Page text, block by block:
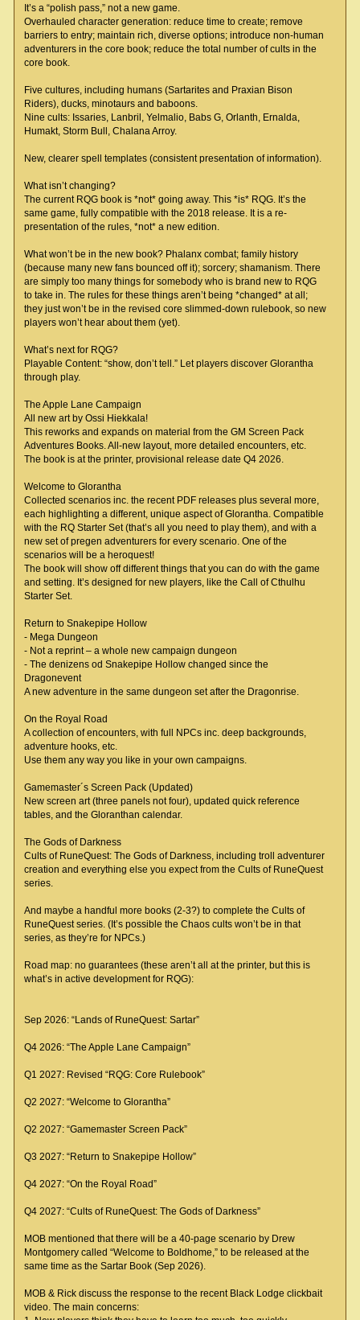
It’s a “polish pass,” not a new game.
Overhauled character generation: reduce time to create; remove
barriers to entry; maintain rich, diverse options; introduce non-human
adventurers in the core book; reduce the total number of cults in the
core book.
Five cultures, including humans (Sartarites and Praxian Bison
Riders), ducks, minotaurs and baboons.
Nine cults: Issaries, Lanbril, Yelmalio, Babs G, Orlanth, Ernalda,
Humakt, Storm Bull, Chalana Arroy.
New, clearer spell templates (consistent presentation of information).
What isn’t changing?
The current RQG book is *not* going away. This *is* RQG. It’s the
same game, fully compatible with the 2018 release. It is a re-
presentation of the rules, *not* a new edition.
What won’t be in the new book? Phalanx combat; family history
(because many new fans bounced off it); sorcery; shamanism. There
are simply too many things for somebody who is brand new to RQG
to take in. The rules for these things aren’t being *changed* at all;
they just won’t be in the revised core slimmed-down rulebook, so new
players won’t hear about them (yet).
What’s next for RQG?
Playable Content: “show, don’t tell.” Let players discover Glorantha
through play.
The Apple Lane Campaign
All new art by Ossi Hiekkala!
This reworks and expands on material from the GM Screen Pack
Adventures Books. All-new layout, more detailed encounters, etc.
The book is at the printer, provisional release date Q4 2026.
Welcome to Glorantha
Collected scenarios inc. the recent PDF releases plus several more,
each highlighting a different, unique aspect of Glorantha. Compatible
with the RQ Starter Set (that’s all you need to play them), and with a
new set of pregen adventurers for every scenario. One of the
scenarios will be a heroquest!
The book will show off different things that you can do with the game
and setting. It’s designed for new players, like the Call of Cthulhu
Starter Set.
Return to Snakepipe Hollow
- Mega Dungeon
- Not a reprint – a whole new campaign dungeon
- The denizens od Snakepipe Hollow changed since the
Dragonevent
A new adventure in the same dungeon set after the Dragonrise.
On the Royal Road
A collection of encounters, with full NPCs inc. deep backgrounds,
adventure hooks, etc.
Use them any way you like in your own campaigns.
Gamemaster´s Screen Pack (Updated)
New screen art (three panels not four), updated quick reference
tables, and the Gloranthan calendar.
The Gods of Darkness
Cults of RuneQuest: The Gods of Darkness, including troll adventurer
creation and everything else you expect from the Cults of RuneQuest
series.
And maybe a handful more books (2-3?) to complete the Cults of
RuneQuest series. (It’s possible the Chaos cults won’t be in that
series, as they’re for NPCs.)
Road map: no guarantees (these aren’t all at the printer, but this is
what’s in active development for RQG):
Sep 2026: “Lands of RuneQuest: Sartar”
Q4 2026: “The Apple Lane Campaign”
Q1 2027: Revised “RQG: Core Rulebook”
Q2 2027: “Welcome to Glorantha”
Q2 2027: “Gamemaster Screen Pack”
Q3 2027: “Return to Snakepipe Hollow”
Q4 2027: “On the Royal Road”
Q4 2027: “Cults of RuneQuest: The Gods of Darkness”
MOB mentioned that there will be a 40-page scenario by Drew
Montgomery called “Welcome to Boldhome,” to be released at the
same time as the Sartar Book (Sep 2026).
MOB & Rick discuss the response to the recent Black Lodge clickbait
video. The main concerns: